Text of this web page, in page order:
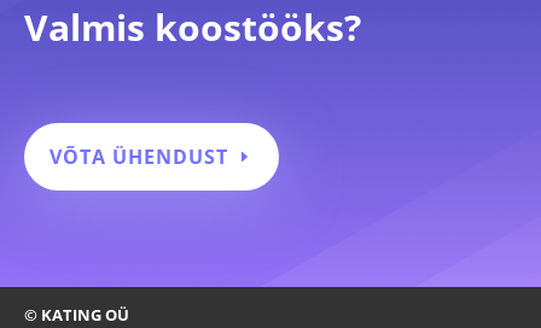
Valmis koostööks?
VÕTA ÜHENDUST
© KATING OÜ